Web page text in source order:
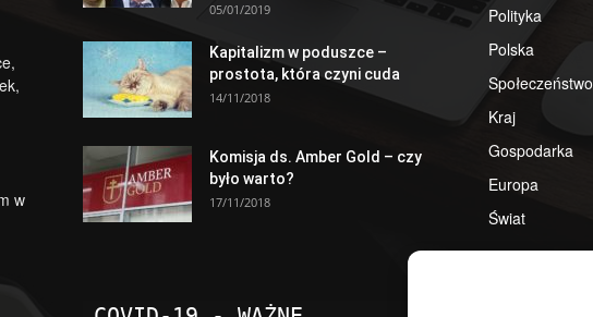
w
05/01/2019
Kapitalizm w poduszce –
prostota, która czyni cuda
14/11/2018
Komisja ds. Amber Gold – czy
było warto?
17/11/2018
Polityka
Polska
Społeczeństwo
Kraj
Gospodarka
Europa
Świat